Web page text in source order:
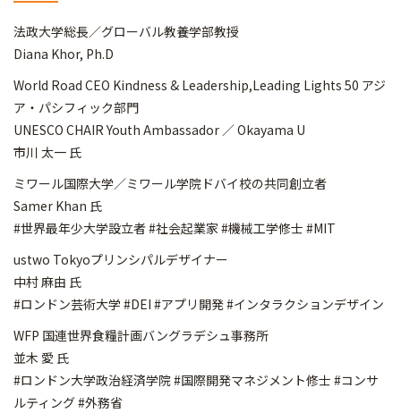
法政大学総長／グローバル教養学部教授
Diana Khor, Ph.D
World Road CEO Kindness & Leadership,Leading Lights 50 アジ
ア・パシフィック部門
UNESCO CHAIR Youth Ambassador ／ Okayama U
市川 太一 氏
ミワール国際大学／ミワール学院ドバイ校の共同創立者
Samer Khan 氏
#世界最年少大学設立者 #社会起業家 #機械工学修士 #MIT
ustwo Tokyoプリンシパルデザイナー
中村 麻由 氏
#ロンドン芸術大学 #DEI #アプリ開発 #インタラクションデザイン
WFP 国連世界食糧計画バングラデシュ事務所
並木 愛 氏
#ロンドン大学政治経済学院 #国際開発マネジメント修士 #コンサ
ルティング #外務省